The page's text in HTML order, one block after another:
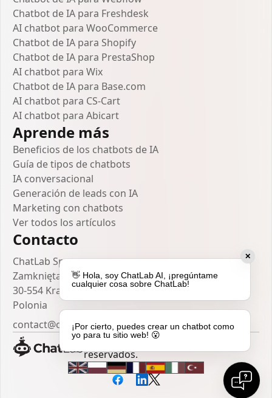
Chatbot de IA para Freshdesk
AI chatbot para WooCommerce
Chatbot de IA para Shopify
Chatbot de IA para PrestaShop
AI chatbot para Wix
Chatbot de IA para Base.com
AI chatbot para CS-Cart
AI chatbot para Abicart
Aprende más
Beneficios de los chatbots de IA
Guía de tipos de chatbots
IA conversacional
Generación de leads con IA
Marketing con chatbots
Ver todos los artículos
Contacto
ChatLab Sp. z o.o.
Zamknięta 10/1.5
30-554 Kraków
Polonia
contact@chatlab.com
© 2025 Todos los derechos
reservados.
✕
👋 Hola, soy ChatLab AI, ¡pregúntame
cualquier cosa sobre ChatLab!
¡Por cierto, puedes crear un chatbot como
yo para tu sitio web! 😮